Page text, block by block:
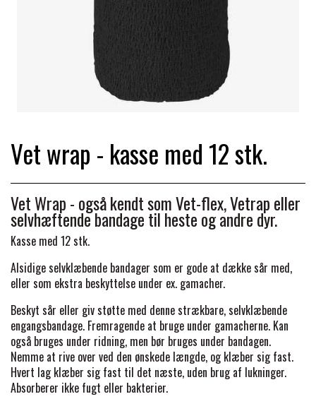
DÆKKENER & TILBEHØR
BANDAGER & BENBESKYTTELSE
TILSKUD & VITAMINER
LONGERING
PONY & SHETTY
TRANSPORT UDSTYR
TERAPI PRODUKTER
JAKKER & VESTE
SKO & STØVLER
HJELME
SIKKERHEDSVESTE
HANDSKER
STRØMPER
HUER & HALSTØRKLÆDER
STRIGLEKASSER & STALDSKABE
SÅRPLEJE & STALDAPOTEK
SHAMPOO & SHINER
HOVPLEJE
LÆDER & UDSTYRSPLEJE
KLIPPEMASKINER & STØVSUGERE
INSEKTBESKYTTELSE
HESTEBOLCHER & TREATS
TRAV & GALOP
SEJRSDÆKKENER
TRAVUDSTYR MED NAVN
GRIMER & TRÆKTOV
SELER & TILBEHØR
HOVEDLAG & TILBEHØR
GAMSCHER & BANDAGER
TRAVDÆKKEN & TILBEHØR
SKO & VÆRKTØJ
KRAFFT FODER
PREMIER EQUINE REGN - &
OVERGANGSDÆKKEN
PREMIER EQUINE VINTERDÆKKEN
PREMIER EQUINE STALDDÆKKEN
PREMIER EQUINE LINERS & DÆKKEN
TILBEHØR
OUTLET
BRANDS
ANIMALINTEX®
BACK ON TRACK
CARR & DAY & MARTIN
Vet wrap - kasse med 12 stk.
Vet Wrap - også kendt som Vet-flex, Vetrap eller
selvhæftende bandage til heste og andre dyr.
Kasse med 12 stk.
Alsidige selvklæbende bandager som er gode at dække sår med,
eller som ekstra beskyttelse under ex. gamacher.
Beskyt sår eller giv støtte med denne strækbare, selvklæbende
engangsbandage. Fremragende at bruge under gamacherne. Kan
også bruges under ridning, men bør bruges under bandagen.
Nemme at rive over ved den ønskede længde, og klæber sig fast.
Hvert lag klæber sig fast til det næste, uden brug af lukninger.
Absorberer ikke fugt eller bakterier.